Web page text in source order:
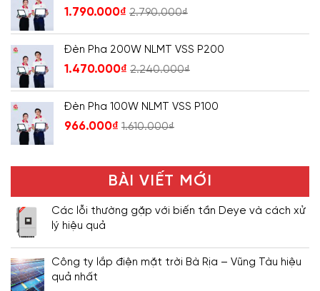
1.790.000₫ 2.790.000₫
Đèn Pha 200W NLMT VSS P200
1.470.000₫ 2.240.000₫
Đèn Pha 100W NLMT VSS P100
966.000₫ 1.610.000₫
BÀI VIẾT MỚI
Các lỗi thường gặp với biến tần Deye và cách xử
lý hiệu quả
Công ty lắp điện mặt trời Bà Rịa – Vũng Tàu hiệu
quả nhất